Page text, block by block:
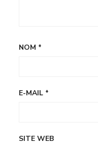
NOM *
E-MAIL *
SITE WEB